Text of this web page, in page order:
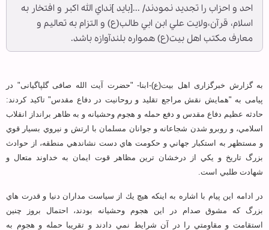
احد و احزاب را تجديد نمودند/ ...[باید ]نداي الله اكبر و افتخار به
اسلام، قرآن،ولايت علي ابن ابي طالب(ع) و التزام به تعاليم و
معارف مكتب اهل بيت(ع) همواره بلندآوازه باشد.
به گزارش خبرگزاری اهل بیت(ع)-ابنا- "حضرت آیت الله صافی گلپاگیانی" در
پیامی به "همایش نقش مراجع تقلید و روحانیت در دفاع مقدس" تاکید کردند:
حادثه عظيم دفاع مقدس و دفع حمله و هجوم وحشيانه و به ظاهر برانداز انقلاب
اسلامي، و روبرو شدن شجاعانه و جوانان مسلمان با ارتش و نيروي بسيار قوي
و مستظهر به استكبار جهاني و حكومت هاي دست نشاندهي منطقه، از حوادث
بزرگ تاريخ و يكي از درخشان ترين مظاهر قوت ايمان به خداوند متعال و
شهادت طلبي است.
در ادامه اين پيام با اشاره به اينكه هيچ يك از سياست مداران دنيا و قدرت هاي
بزرگ كه مشوق صدام در اين هجوم وحشيانه بودند، احتمال بروز چنين
استقامت و مقاومتي را در آن شرايط نمي دادند و تقريبا حمله و هجوم به